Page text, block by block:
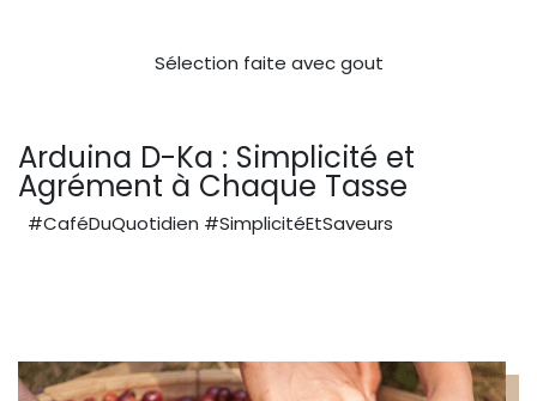
Sélection faite avec gout
Arduina D-Ka : Simplicité et
Agrément à Chaque Tasse
#CaféDuQuotidien #SimplicitéEtSaveurs